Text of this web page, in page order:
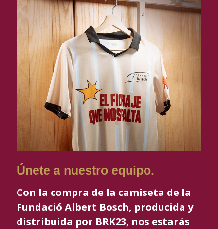
Únete a nuestro equipo.
Con la compra de la camiseta de la
Fundació Albert Bosch, producida y
distribuida por BRK23, nos estarás